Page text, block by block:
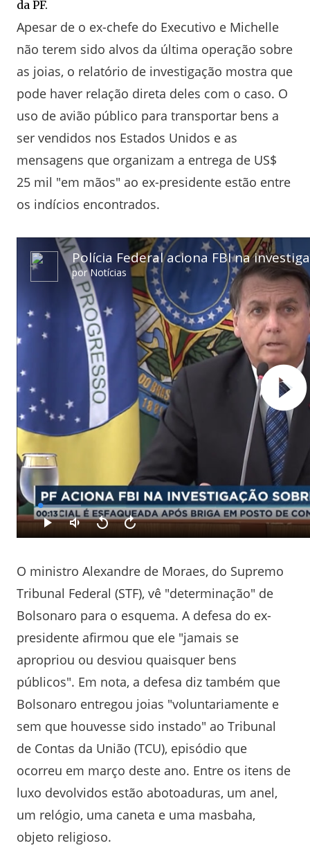
da PF.
Apesar de o ex-chefe do Executivo e Michelle
não terem sido alvos da última operação sobre
as joias, o relatório de investigação mostra que
pode haver relação direta deles com o caso. O
uso de avião público para transportar bens a
ser vendidos nos Estados Unidos e as
mensagens que organizam a entrega de US$
25 mil "em mãos" ao ex-presidente estão entre
os indícios encontrados.
O ministro Alexandre de Moraes, do Supremo
Tribunal Federal (STF), vê "determinação" de
Bolsonaro para o esquema. A defesa do ex-
presidente afirmou que ele "jamais se
apropriou ou desviou quaisquer bens
públicos". Em nota, a defesa diz também que
Bolsonaro entregou joias "voluntariamente e
sem que houvesse sido instado" ao Tribunal
de Contas da União (TCU), episódio que
ocorreu em março deste ano. Entre os itens de
luxo devolvidos estão abotoaduras, um anel,
um relógio, uma caneta e uma masbaha,
objeto religioso.